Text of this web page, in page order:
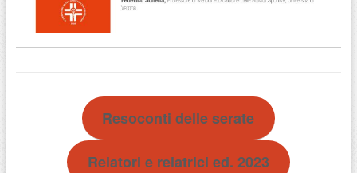
Resoconti delle serate
Relatori e relatrici ed. 2023